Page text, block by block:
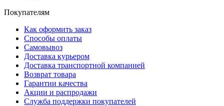
Покупателям
Как оформить заказ
Способы оплаты
Самовывоз
Доставка курьером
Доставка транспортной компанией
Возврат товара
Гарантии качества
Акции и распродажи
Служба поддержки покупателей